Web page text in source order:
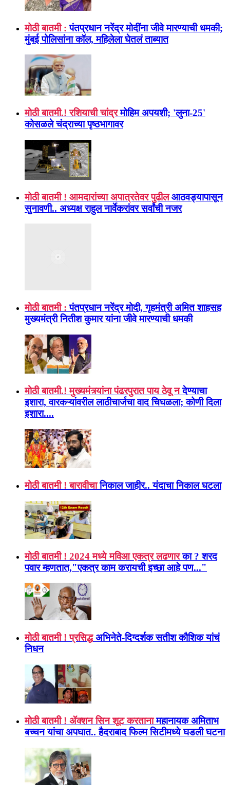
मोठी बातमी : पंतप्रधान नरेंद्र मोदींना जीवे मारण्याची धमकी;
मुंबई पोलिसांना कॉल, महिलेला घेतलं ताब्यात
मोठी बातमी.! रशियाची चांद्र मोहिम अपयशी; 'लुना-25'
कोसळले चंद्राच्या पृष्ठभागावर
मोठी बातमी ! आमदारांच्या अपात्रतेवर पुढील आठवड्यापासून
सुनावणी.. अध्यक्ष राहुल नार्वेकरांवर सर्वांची नजर
मोठी बातमी : पंतप्रधान नरेंद्र मोदी, गृहमंत्री अमित शाहसह
मुख्यमंत्री नितीश कुमार यांना जीवे मारण्याची धमकी
मोठी बातमी.! मुख्यमंत्र्यांना पंढरपुरात पाय ठेवू न देण्याचा
इशारा, वारकऱ्यांवरील लाठीचार्जचा वाद चिघळला; कोणी दिला
इशारा....
मोठी बातमी ! बारावीचा निकाल जाहीर.. यंदाचा निकाल घटला
मोठी बातमी ! 2024 मध्ये मविआ एकत्र लढणार का ? शरद
पवार म्हणतात,"एकत्र काम करायची इच्छा आहे पण..."
मोठी बातमी ! प्रसिद्ध अभिनेते-दिग्दर्शक सतीश कौशिक यांचं
निधन
मोठी बातमी ! ॲक्शन सिन शूट करताना महानायक अमिताभ
बच्चन यांचा अपघात.. हैदराबाद फिल्म सिटीमध्ये घडली घटना